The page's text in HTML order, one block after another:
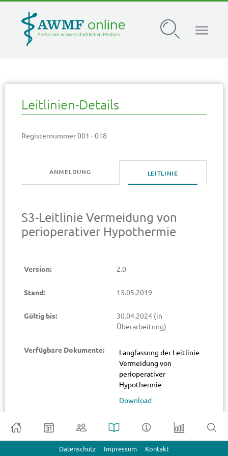
Leitlinien-Details
Registernummer 001 - 018
ANMELDUNG LEITLINIE
S3-Leitlinie Vermeidung von
perioperativer Hypothermie
Version: 2.0
Stand: 15.05.2019
Gültig bis: 30.04.2024 (in
Überarbeitung)
Verfügbare Dokumente:
Langfassung der Leitlinie
Vermeidung von
perioperativer
Hypothermie
Download
Download
Evidenzbericht
Datenschutz Impressum Kontakt